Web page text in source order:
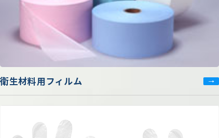
衛生材料用フィルム